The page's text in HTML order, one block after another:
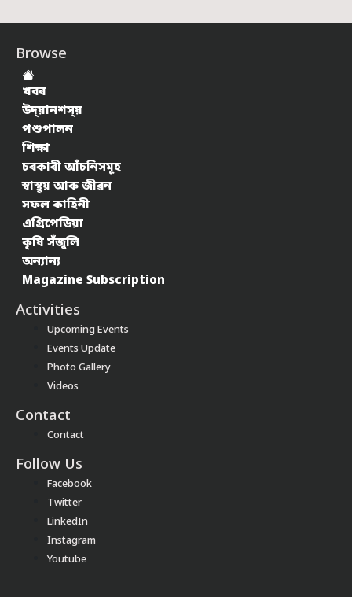
Browse
খবৰ
উদ্য়ানশস্য়
পশুপালন
শিক্ষা
চৰকাৰী আঁচনিসমূহ
স্বাস্থ্য় আৰু জীৱন
সফল কাহিনী
এগ্ৰিপেডিয়া
কৃষি সঁজুলি
অন্যান্য
Magazine Subscription
Activities
Upcoming Events
Events Update
Photo Gallery
Videos
Contact
Contact
Follow Us
Facebook
Twitter
LinkedIn
Instagram
Youtube